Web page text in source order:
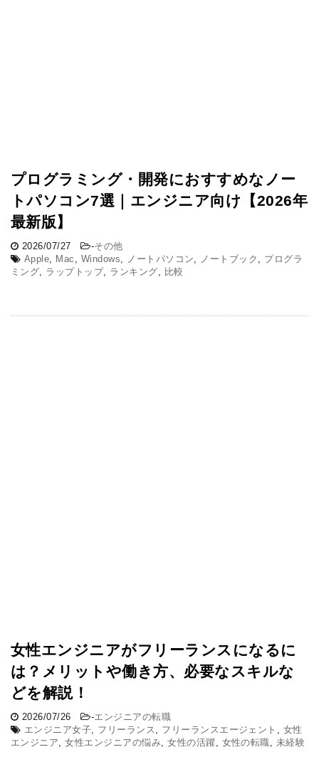
プログラミング・開発におすすめなノー
トパソコン7選｜エンジニア向け【2026年
最新版】
2026/07/27 -その他
Apple
Mac Windows ノートパソコン ノートブック
プログラ
ミング
ラップトップ, ランキング 比較
女性エンジニアがフリーランスになるに
は？メリットや働き方、必要なスキルな
どを解説！
2026/07/26 -エンジニアの転職
エンジニア女子
フリーランス フリーランスエージェント
女性
エンジニア ,女性エンジニアの悩み ,女性の活躍 女性の転職 未経験